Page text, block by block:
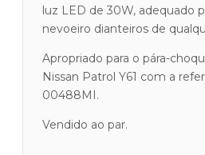
luz LED de 30W, adequado
nevoeiro dianteiros de
Apropriado para o pára-
Nissan Patrol Y61 com a
00488MI.
Vendido ao par.